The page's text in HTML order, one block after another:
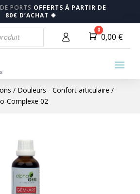
PORTS OFFERTS À PARTIR DE
80€ D’ACHAT 🍀
Panier
0
0,00 €
/ Douleurs - Confort articulaire /
Complexe 02